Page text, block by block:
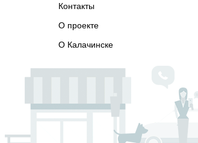
Контакты
О проекте
О Калачинске